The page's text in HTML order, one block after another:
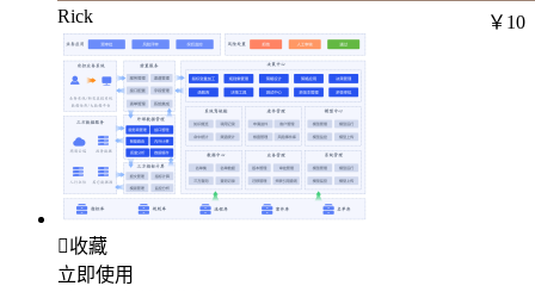
Rick ￥10
收藏
立即使用